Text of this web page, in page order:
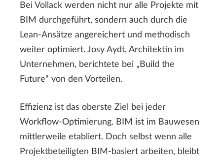
Bei Vollack werden nicht nur alle Projekte mit
BIM durchgeführt, sondern auch durch die
Lean-Ansätze angereichert und methodisch
weiter optimiert. Josy Aydt, Architektin im
Unternehmen, berichtete bei „Build the
Future“ von den Vorteilen.
Effizienz ist das oberste Ziel bei jeder
Workflow-Optimierung. BIM ist im Bauwesen
mittlerweile etabliert. Doch selbst wenn alle
Projektbeteiligten BIM-basiert arbeiten, bleibt